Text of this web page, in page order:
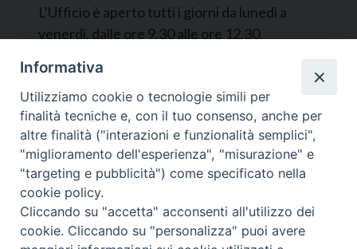
L’Ufficio è aperto tutti i giorni da lunedì a
venerdì, dalle ore 9.30 alle ore 12.30.
mail:ufficiocaritas@diocesimessina.it
Seguici su
Informativa
Utilizziamo cookie o tecnologie simili per
finalità tecniche e, con il tuo consenso, anche per
altre finalità ("interazioni e funzionalità semplici",
"miglioramento dell'esperienza", "misurazione" e
"targeting e pubblicità") come specificato nella
cookie policy.
Cliccando su "accetta" acconsenti all'utilizzo dei
cookie. Cliccando su "personalizza" puoi avere